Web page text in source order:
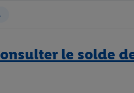
le solde